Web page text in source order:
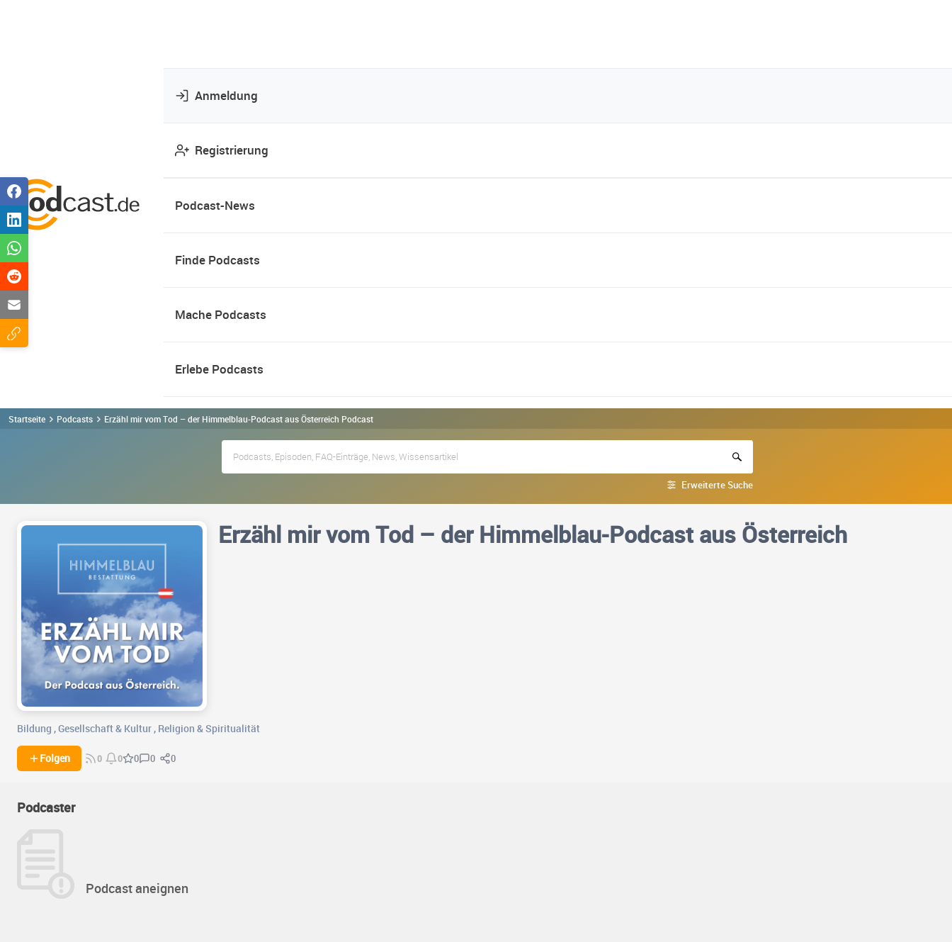
Anmeldung
Registrierung
Podcast-News
Finde Podcasts
Mache Podcasts
Erlebe Podcasts
Startseite Podcasts Erzähl mir vom Tod – der Himmelblau-Podcast aus Österreich Podcast
Erweiterte Suche
Erzähl mir vom Tod – der Himmelblau-Podcast aus Österreich
Bildung ,Gesellschaft & Kultur , Religion & Spiritualität
Folgen 0 0 0 0 0
Podcaster
Podcast aneignen